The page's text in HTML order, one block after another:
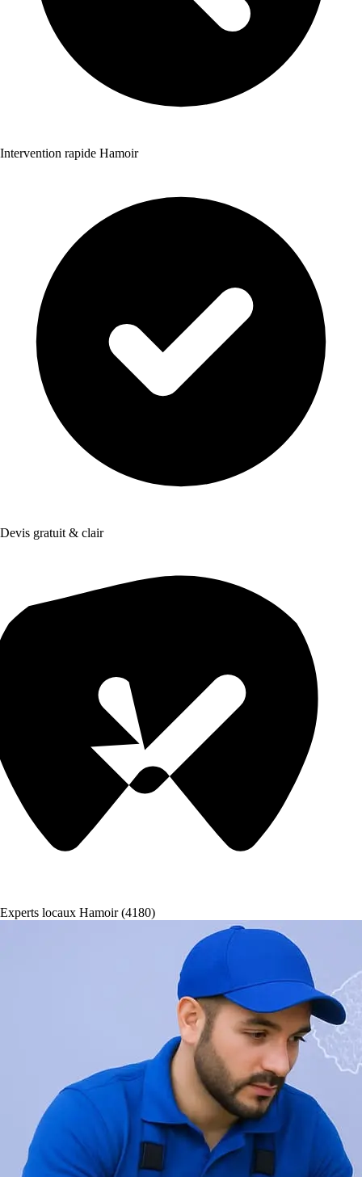
Intervention rapide Hamoir
Devis gratuit & clair
Experts locaux Hamoir (4180)